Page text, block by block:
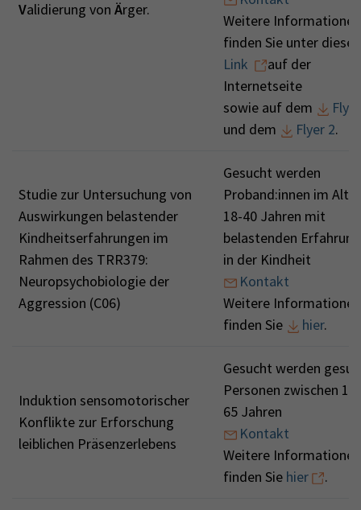
Validierung von Ärger.
Weitere Informationen
finden Sie unter
Link
auf der
Internetseite
sowie auf dem
und dem
Flyer 2.
Studie zur Untersuchung von
Auswirkungen belastender
Kindheitserfahrungen im
Rahmen des TRR379:
Neuropsychobiologie der
Aggression (C06)
Gesucht werden
Proband:innen im
18-40 Jahren mit
belastenden
in der Kindheit
Kontakt
Weitere Informationen
finden Sie
hier.
Induktion sensomotorischer
Konflikte zur Erforschung
leiblichen Präsenzerlebens
Gesucht werden
Personen zwischen 18
65 Jahren
Kontakt
Weitere Informationen
finden Sie hier .